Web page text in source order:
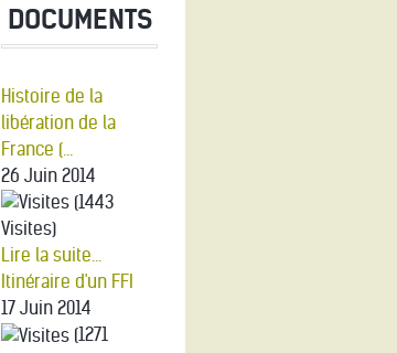
DOCUMENTS
Histoire de la
libération de la
France (...
26 Juin 2014
(1443
Visites)
Lire la suite...
Itinéraire d'un FFI
17 Juin 2014
(1271